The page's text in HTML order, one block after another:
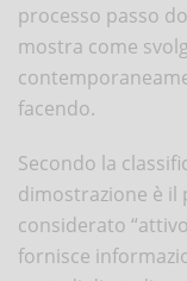
processo passo
mostra come
facendo.
Secondo la
dimostrazione è
considerato
fornisce